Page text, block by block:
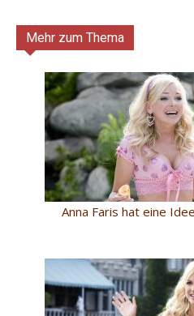
Mehr zum Thema
Anna Faris hat eine